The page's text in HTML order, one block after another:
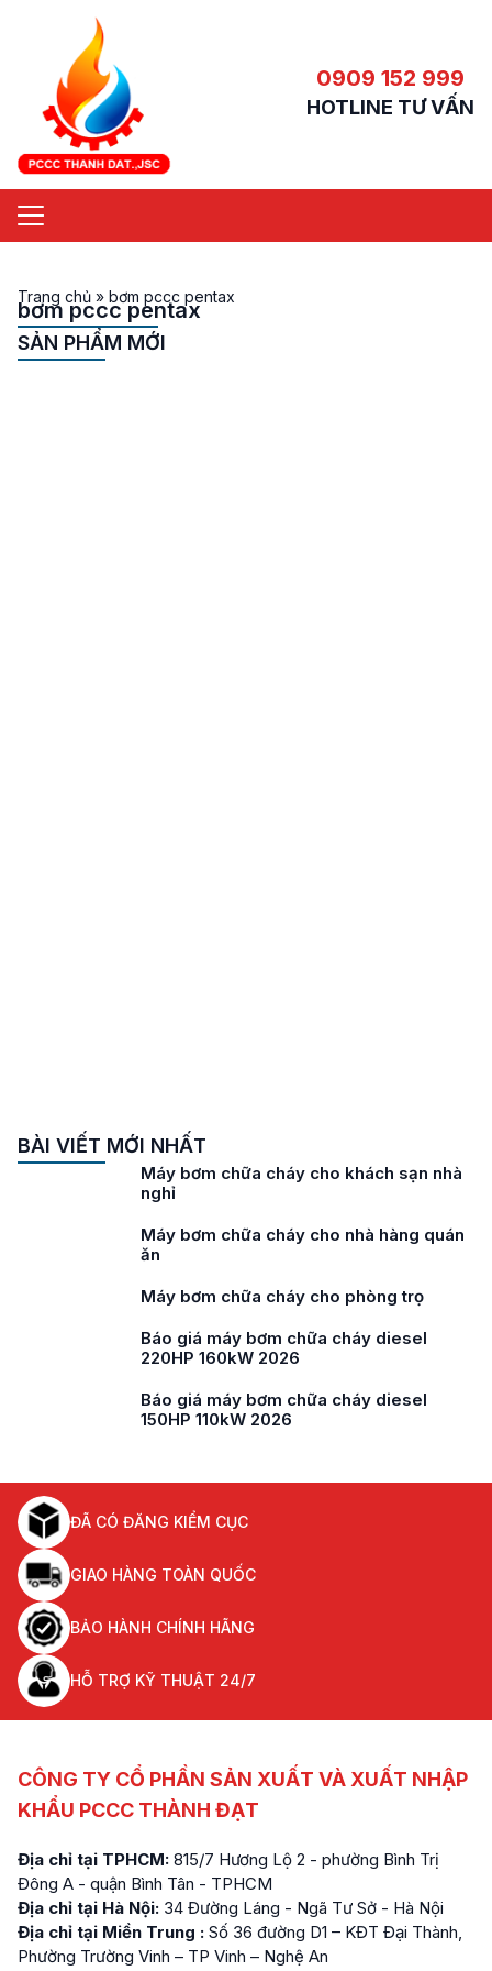
0909 152 999
HOTLINE TƯ VẤN
Trang chủ » bơm pccc pentax
bơm pccc pentax
SẢN PHẨM MỚI
BÀI VIẾT MỚI NHẤT
Máy bơm chữa cháy cho khách sạn nhà
nghỉ
Máy bơm chữa cháy cho nhà hàng quán
ăn
Máy bơm chữa cháy cho phòng trọ
Báo giá máy bơm chữa cháy diesel
220HP 160kW 2026
Báo giá máy bơm chữa cháy diesel
150HP 110kW 2026
ĐÃ CÓ ĐĂNG KIỂM CỤC
GIAO HÀNG TOÀN QUỐC
BẢO HÀNH CHÍNH HÃNG
HỖ TRỢ KỸ THUẬT 24/7
CÔNG TY CỔ PHẦN SẢN XUẤT VÀ XUẤT NHẬP
KHẨU PCCC THÀNH ĐẠT
Địa chỉ tại TPHCM: 815/7 Hương Lộ 2 - phường Bình Trị
Đông A - quận Bình Tân - TPHCM
Địa chỉ tại Hà Nội: 34 Đường Láng - Ngã Tư Sở - Hà Nội
Địa chỉ tại Miền Trung : Số 36 đường D1 – KĐT Đại Thành,
Phường Trường Vinh – TP Vinh – Nghệ An